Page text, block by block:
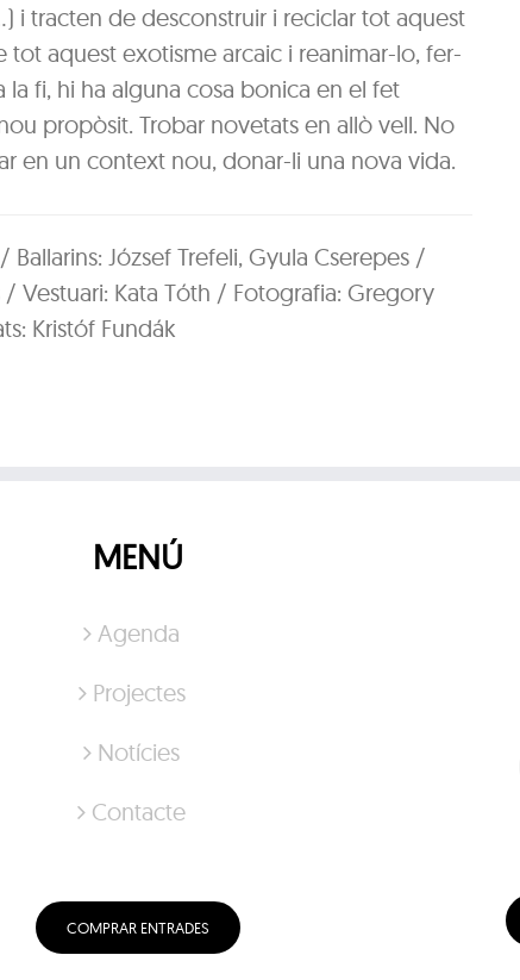
i tracten de desconstruir i reciclar tot aquest
aquest exotisme arcaic i reanimar-lo, fer-
la fi, hi ha alguna cosa bonica en el fet
propòsit. Trobar novetats en allò vell. No
en un context nou, donar-li una nova vida.
József Trefeli, Gyula Cserepes /
Vestuari: Kata Tóth / Fotografia: Gregory
Kristóf Fundák
MENÚ
Agenda
Projectes
Notícies
Contacte
COMPRAR ENTRADES